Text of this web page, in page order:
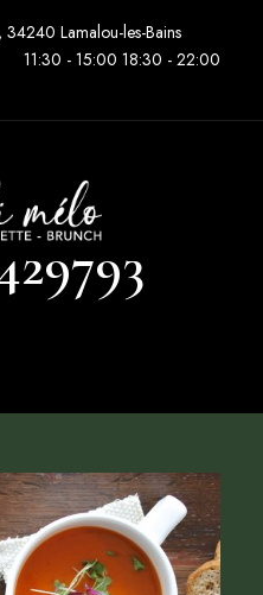
Lamalou-les-Bains
11:30 - 15:00 18:30 - 22:00